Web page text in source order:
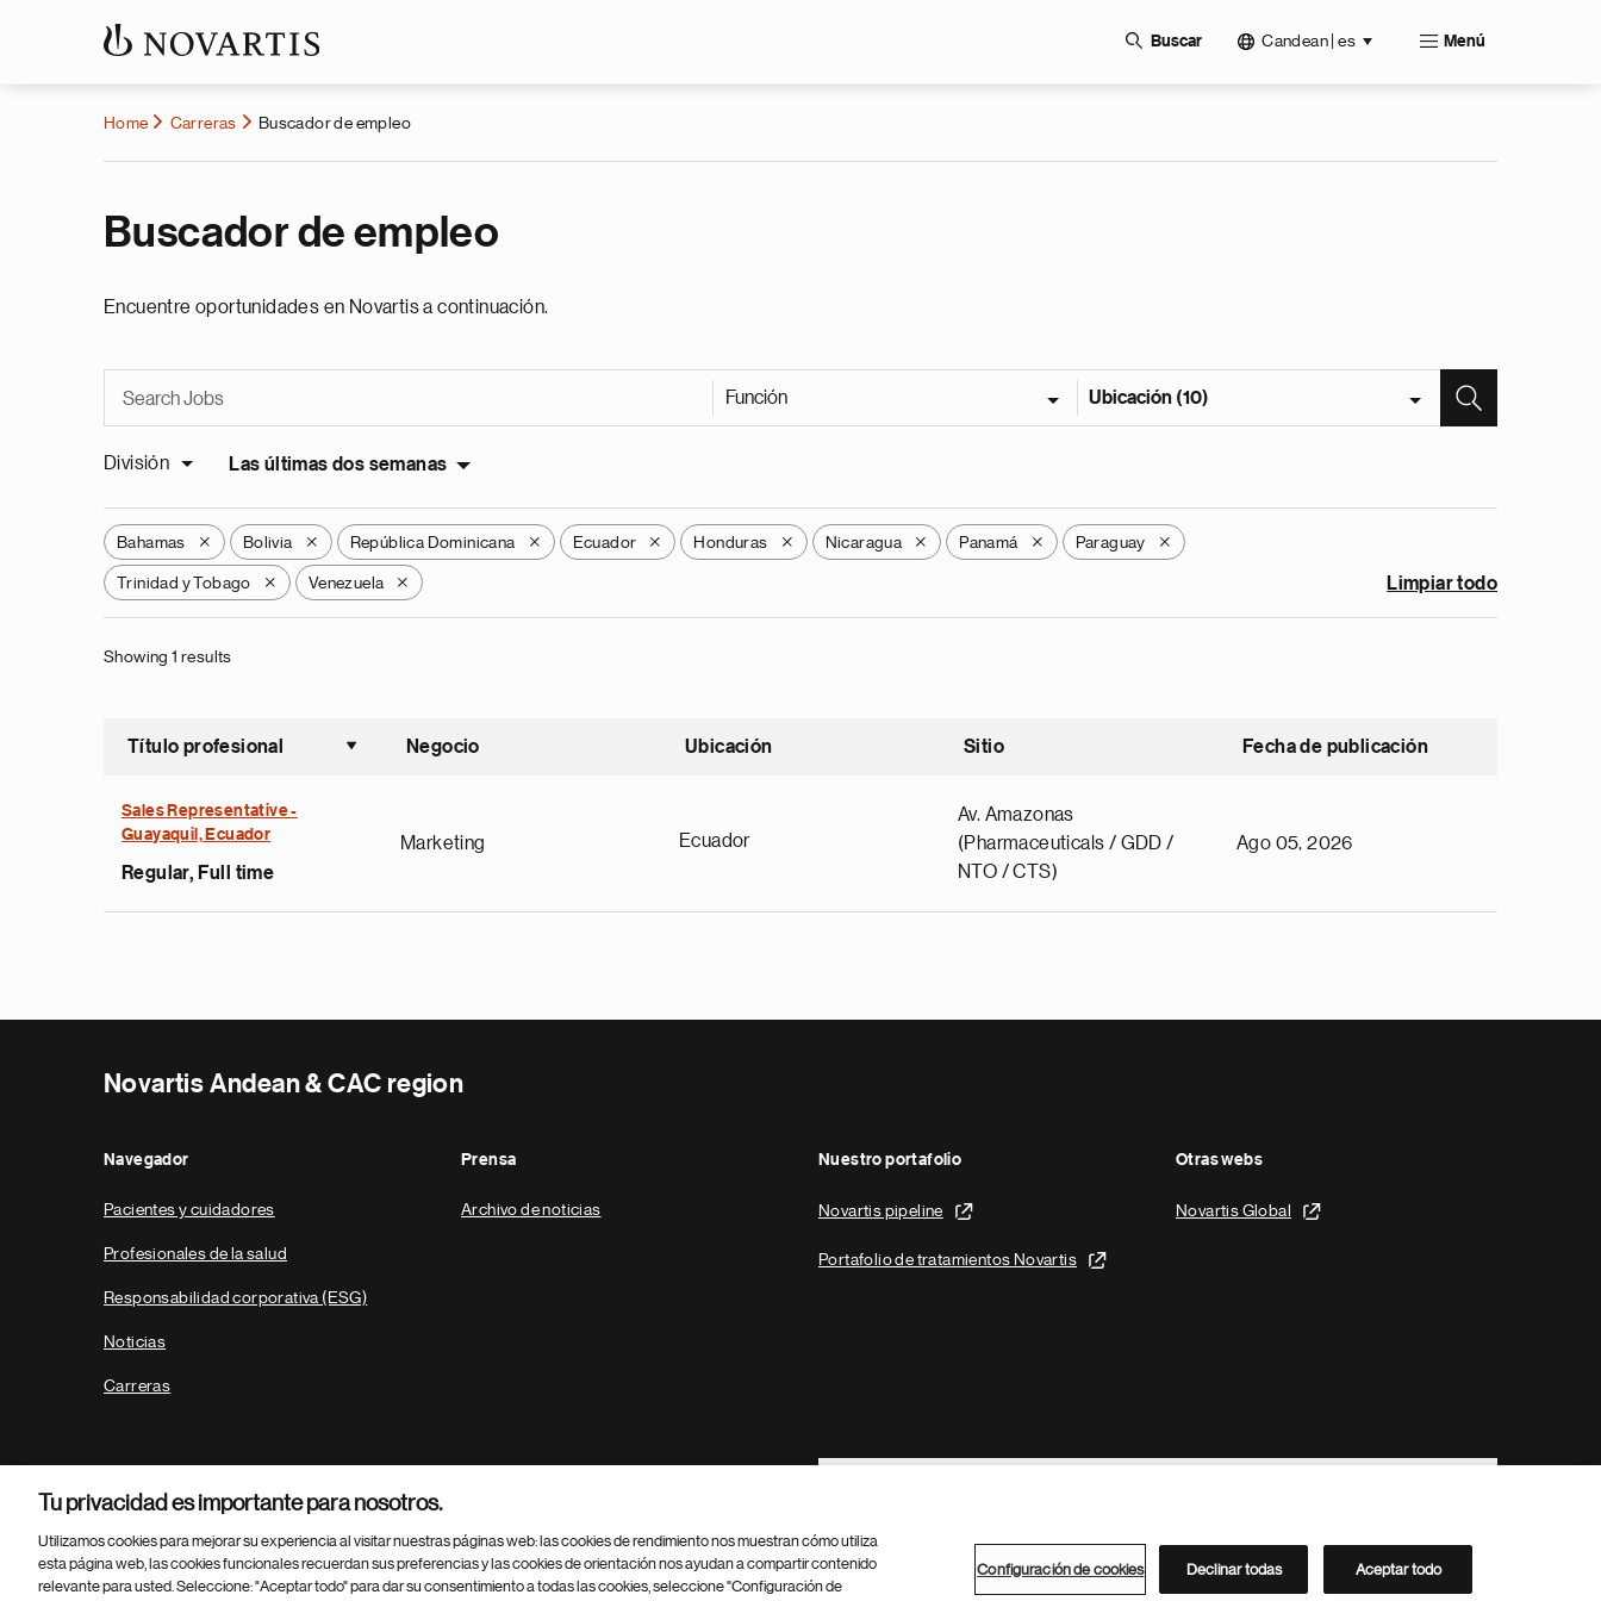
Buscar Candean | es Menú
Home Carreras Buscador de empleo
Buscador de empleo
Encuentre oportunidades en Novartis a continuación.
Función Ubicación (10)
División Las últimas dos semanas
Bahamas X Bolivia X República Dominicana X Ecuador X Honduras X Nicaragua X Panamá X Paraguay X
Trinidad y Tobago X Venezuela X Limpiar todo
Showing 1 results
Título profesional
Ordenar ascendente
Negocio Ubicación Sitio Fecha de publicación
Sales Representative -
Guayaquil, Ecuador
Regular, Full time
Marketing Ecuador
Av. Amazonas
(Pharmaceuticals / GDD /
NTO / CTS)
Ago 05, 2026
Novartis Andean & CAC region
Navegador
Pacientes y cuidadores
Profesionales de la salud
Responsabilidad corporativa (ESG)
Noticias
Carreras
Prensa
Archivo de noticias
Nuestro portafolio
Novartis pipeline
Portafolio de tratamientos Novartis
Otras webs
Novartis Global
Footer Site Search
Parte
© 2026 Novartis AG Directorio de Novartis
Tu privacidad es importante para nosotros.
Utilizamos cookies para mejorar su experiencia al visitar nuestras páginas web: las cookies de rendimiento nos muestran cómo utiliza
esta página web, las cookies funcionales recuerdan sus preferencias y las cookies de orientación nos ayudan a compartir contenido
relevante para usted. Seleccione: "Aceptar todo" para dar su consentimiento a todas las cookies, seleccione "Configuración de
Configuración de cookies Declinar todas Aceptar todo